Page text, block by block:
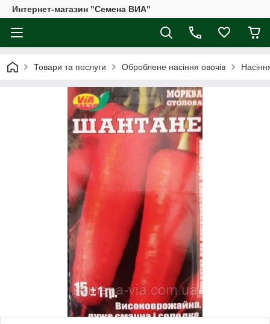
Интернет-магазин "Семена ВИА"
Товари та послуги Оброблене насіння овочів